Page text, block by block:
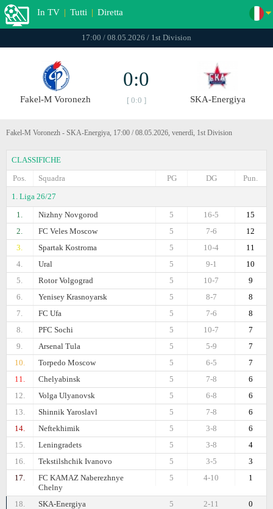
In TV | Tutti | Diretta
17:00 / 08.05.2026 / 1st Division
Fakel-M Voronezh
0:0
[ 0:0 ] SKA-Energiya
Fakel-M Voronezh - SKA-Energiya, 17:00 / 08.05.2026, venerdì, 1st Division
CLASSIFICHE
Pos.
Squadra Pun.
DG
PG
1. Liga 26/27
1.
Nizhny Novgorod 15
16-5
5
2.
FC Veles Moscow 12
7-6
5
3.
Spartak Kostroma 11
10-4
5
4.
Ural 10
9-1
5
5.
Rotor Volgograd 9
10-7
5
6.
Yenisey Krasnoyarsk 8
8-7
5
7.
FC Ufa 8
7-6
5
8.
PFC Sochi 7
10-7
5
9.
Arsenal Tula 7
5-9
5
10.
Torpedo Moscow 7
6-5
5
11.
Chelyabinsk 6
7-8
5
12.
Volga Ulyanovsk 6
6-8
5
13.
Shinnik Yaroslavl 6
7-8
5
14.
Neftekhimik 6
3-8
5
15.
Leningradets 4
3-8
5
16.
Tekstilshchik Ivanovo 3
3-5
5
17.
FC KAMAZ Naberezhnye
Chelny
1
4-10
5
18. SKA-Energiya 0
2-11
5